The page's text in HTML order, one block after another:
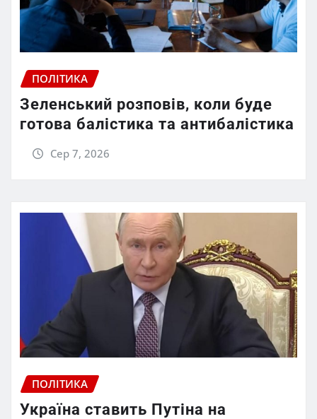
ПОЛІТИКА
Зеленський розповів, коли буде
готова балістика та антибалістика
Сер 7, 2026
ПОЛІТИКА
Україна ставить Путіна на